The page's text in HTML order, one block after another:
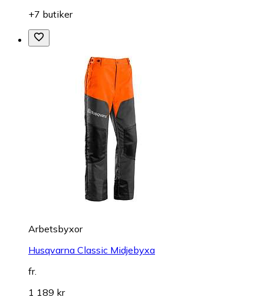
+7 butiker
Arbetsbyxor
Husqvarna Classic Midjebyxa
fr.
1 189 kr